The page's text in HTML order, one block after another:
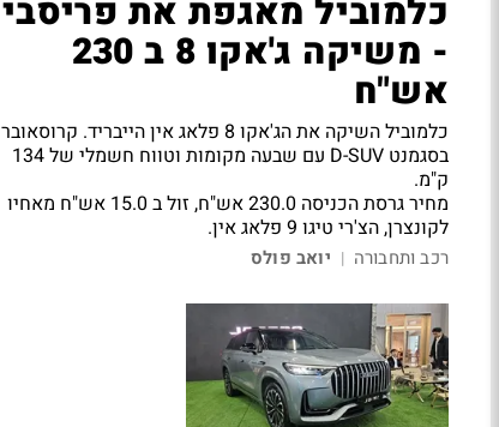
כלמוביל מאגפת את פריסבי
- משיקה ג'אקו 8 ב 230
אש"ח
כלמוביל השיקה את הג'אקו 8 פלאג אין הייבריד. קרוסאובר
בסגמנט D-SUV עם שבעה מקומות וטווח חשמלי של 134
ק"מ.
מחיר גרסת הכניסה 230.0 אש"ח, זול ב 15.0 אש"ח מאחיו
לקונצרן, הצ'רי טיגו 9 פלאג אין.
רכב ותחבורה | יואב פולס